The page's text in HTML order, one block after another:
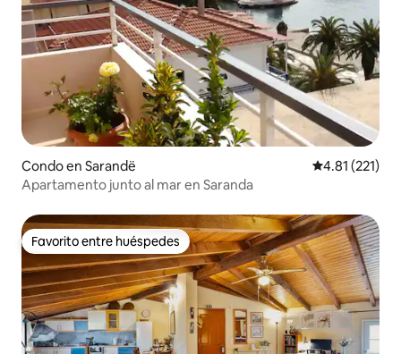
Condo en Sarandë Calificación
4.81 (221)
Apartamento junto al mar en Saranda
Favorito entre huéspedes
Favorito entre huéspedes